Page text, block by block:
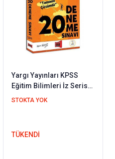
Yargı Yayınları KPSS
Eğitim Bilimleri İz Serisi
Tamamı Çözümlü 20
STOKTA YOK
TÜKENDİ